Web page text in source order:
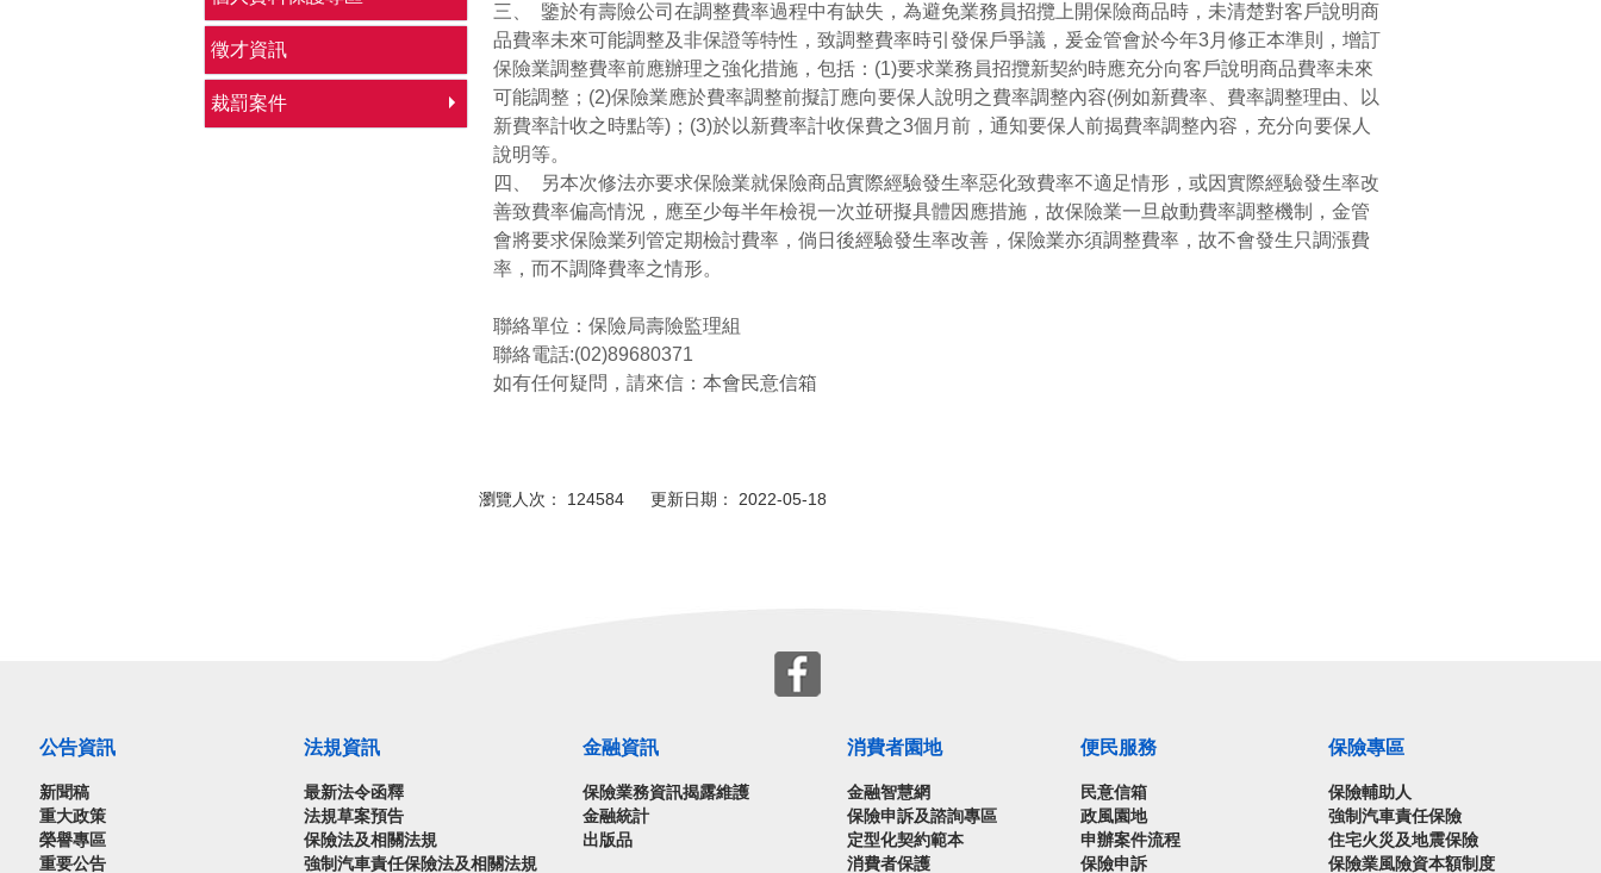
徵才資訊
裁罰案件
三、 鑒於有壽險公司在調整費率過程中有缺失，為避免業務員招攬上開保險商品時，未清楚對客戶說明商
品費率未來可能調整及非保證等特性，致調整費率時引發保戶爭議，爰金管會於今年3月修正本準則，增訂
保險業調整費率前應辦理之強化措施，包括：(1)要求業務員招攬新契約時應充分向客戶說明商品費率未來
可能調整；(2)保險業應於費率調整前擬訂應向要保人說明之費率調整內容(例如新費率、費率調整理由、以
新費率計收之時點等)；(3)於以新費率計收保費之3個月前，通知要保人前揭費率調整內容，充分向要保人
說明等。
四、 另本次修法亦要求保險業就保險商品實際經驗發生率惡化致費率不適足情形，或因實際經驗發生率改
善致費率偏高情況，應至少每半年檢視一次並研擬具體因應措施，故保險業一旦啟動費率調整機制，金管
會將要求保險業列管定期檢討費率，倘日後經驗發生率改善，保險業亦須調整費率，故不會發生只調漲費
率，而不調降費率之情形。
聯絡單位：保險局壽險監理組
聯絡電話:(02)89680371
如有任何疑問，請來信： 本會民意信箱
瀏覽人次： 124584 更新日期： 2022-05-18
公告資訊
新聞稿
重大政策
榮譽專區
重要公告
法規資訊
最新法令函釋
法規草案預告
保險法及相關法規
強制汽車責任保險法及相關法規
金融資訊
保險業務資訊揭露維護
金融統計
出版品
消費者園地
金融智慧網
保險申訴及諮詢專區
定型化契約範本
消費者保護
便民服務
民意信箱
政風園地
申辦案件流程
保險申訴
保險專區
保險輔助人
強制汽車責任保險
住宅火災及地震保險
保險業風險資本額制度